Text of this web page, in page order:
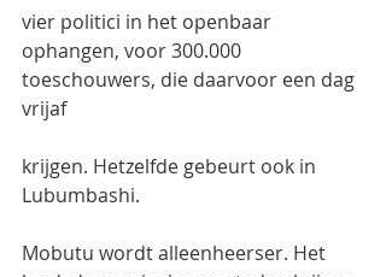
vier politici in het openbaar
ophangen, voor 300.000
toeschouwers, die daarvoor een dag
vrijaf
krijgen. Hetzelfde gebeurt ook in
Lubumbashi.
Mobutu wordt alleenheerser. Het